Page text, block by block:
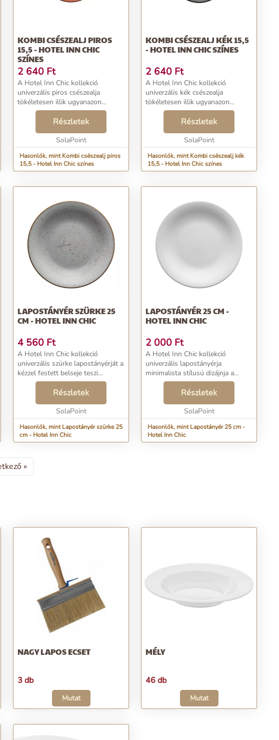
KOMBI CSÉSZEALJ PIROS
15,5 - HOTEL INN CHIC
SZÍNES
2 640 Ft
A Hotel Inn Chic kollekció
univerzális piros csészealja
tökéletesen illik ugyanazon
kollekció csészéihez. A kézi festés
által minden egyes darab
utánozhatatlanul eredeti.
Átmérője 15,5 cm....
Részletek
SolaPoint
Hasonlók, mint Kombi csészealj piros
15,5 - Hotel Inn Chic színes
KOMBI CSÉSZEALJ KÉK 15,5
- HOTEL INN CHIC SZÍNES
2 640 Ft
A Hotel Inn Chic kollekció
univerzális kék csészealja
tökéletesen illik ugyanazon
kollekció csészéihez. A kézi festés
által minden egyes darab
utánozhatatlanul eredeti.
Átmérője 15,5 cm....
Részletek
SolaPoint
Hasonlók, mint Kombi csészealj kék
15,5 - Hotel Inn Chic színes
LAPOSTÁNYÉR SZÜRKE 25
CM - HOTEL INN CHIC
4 560 Ft
A Hotel Inn Chic kollekció
univerzális szürke lapostányérját a
kézzel festett belseje teszi
egyedülállóvá, ezáltal minden
egyes darab utánozhatatlanul
eredeti. Hangulatosabbá teszi
otthonát és a minde...
Részletek
SolaPoint
Hasonlók, mint Lapostányér szürke 25
cm - Hotel Inn Chic
LAPOSTÁNYÉR 25 CM -
HOTEL INN CHIC
2 000 Ft
A Hotel Inn Chic kollekció
univerzális lapostányérja
minimalista stílusú dizájnja a
lehetőségek széles skáláját kínálja.
Kiváló például hús-, zöldség- vagy
halételek tálalásához....
Részletek
SolaPoint
Hasonlók, mint Lapostányér 25 cm -
Hotel Inn Chic
»
NAGY LAPOS ECSET
3 db
Mutat
MÉLY
46 db
Mutat